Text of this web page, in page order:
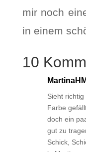
mir noch
in einem
10
MartinaHM
Sieht
Farbe
doch ein
gut zu
Schick,